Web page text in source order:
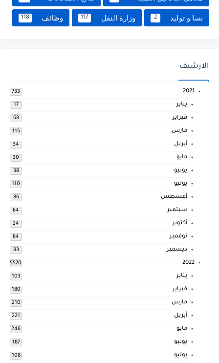
نسا و توليد 2 وزارة النقل 117 وظائف 118
الارشيف
2021
733
يناير 17
فبراير 68
مارس 115
أبريل 34
مايو 30
يونيو 38
يوليو 110
أغسطس 86
سبتمبر 64
أكتوبر 24
نوفمبر 64
ديسمبر 83
2022
5570
يناير 103
فبراير 180
مارس 210
أبريل 221
مايو 246
يونيو 187
يوليو 108